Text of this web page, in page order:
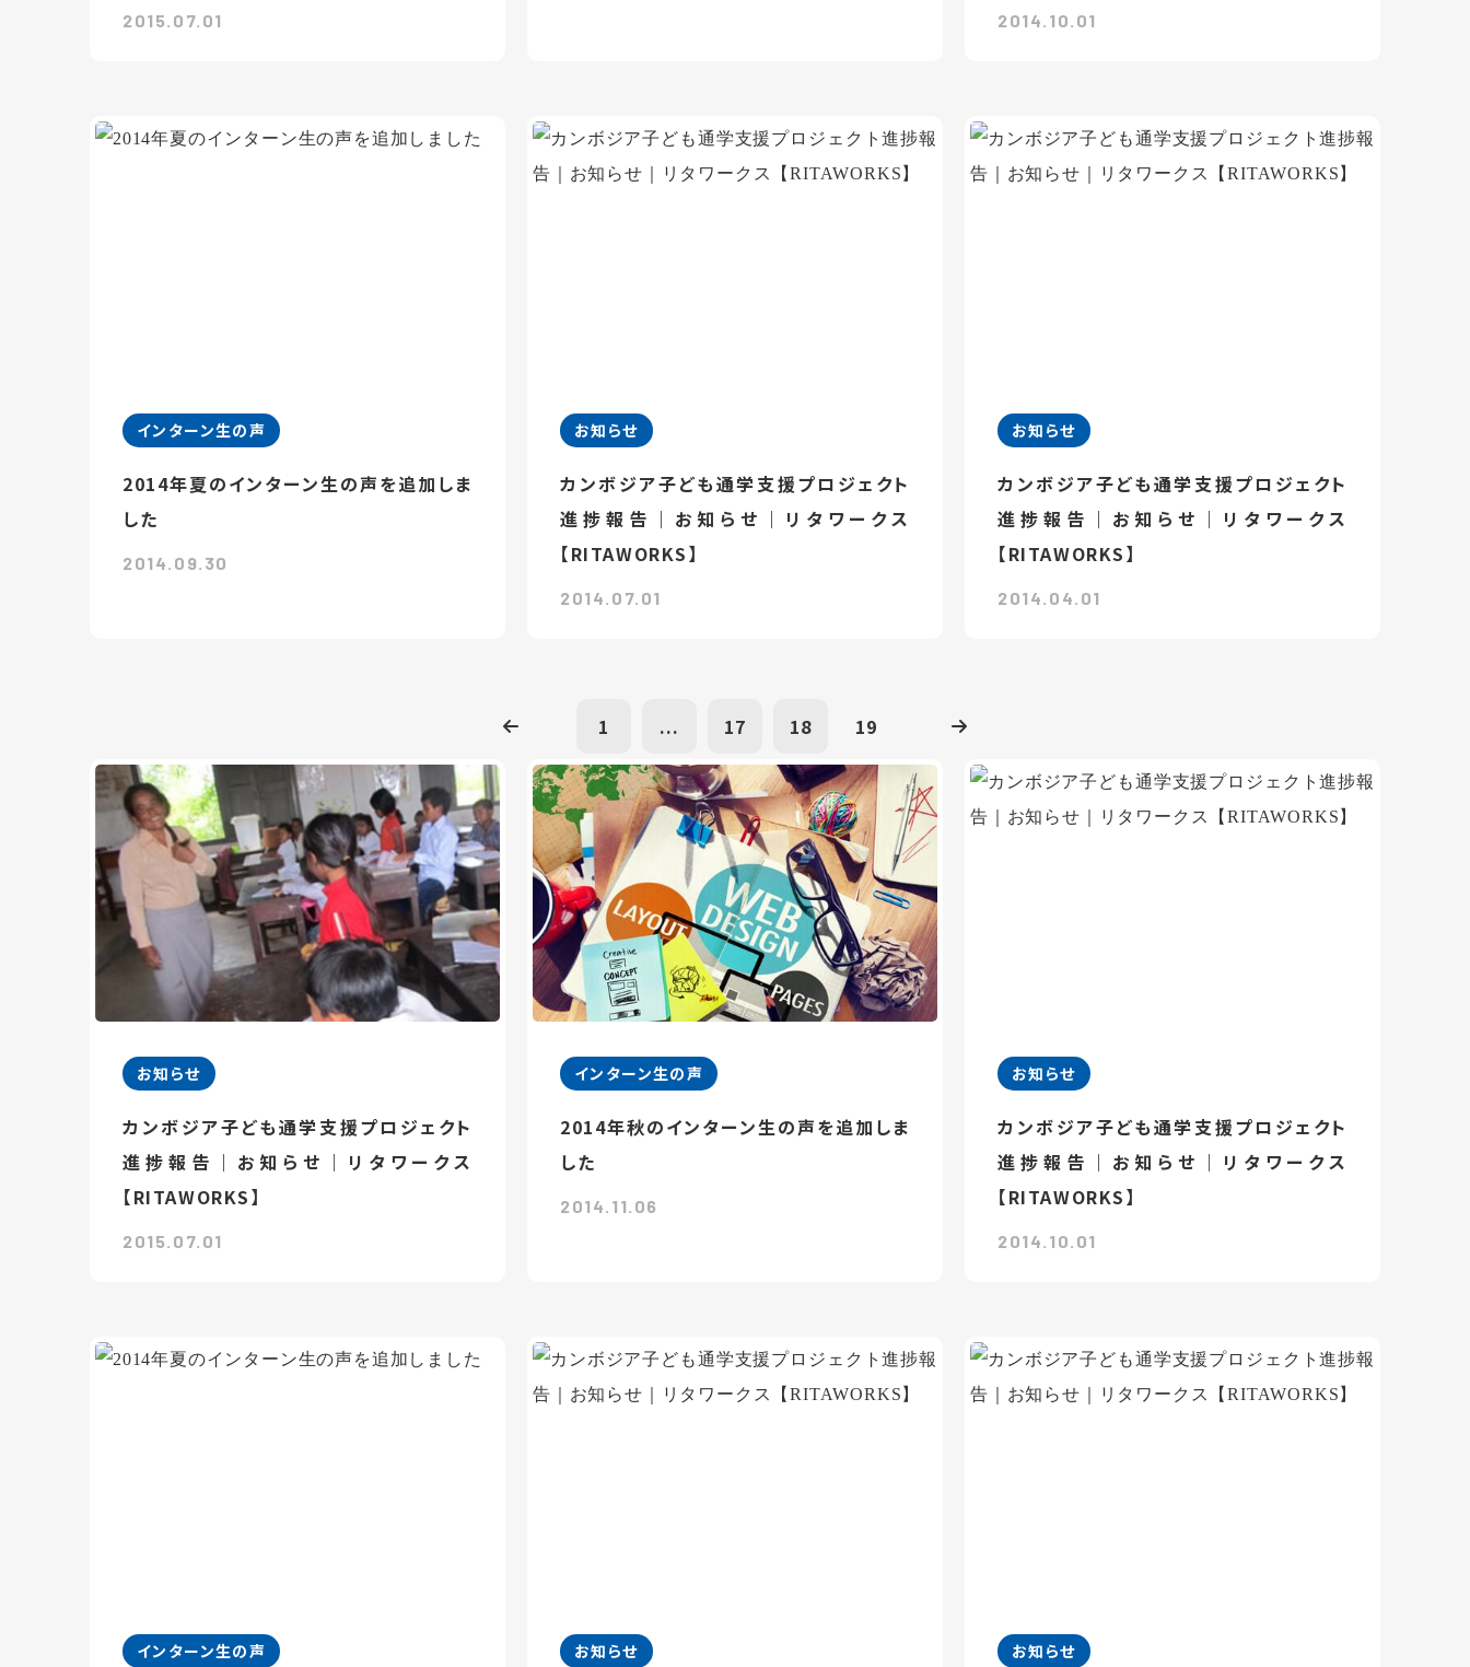
2015.07.01 2014.10.01
インターン生の声
2014年夏のインターン生の声を追加しま
した
2014.09.30
お知らせ
カンボジア子ども通学支援プロジェクト
進捗報告｜お知らせ｜リタワークス
【RITAWORKS】
2014.07.01
お知らせ
カンボジア子ども通学支援プロジェクト
進捗報告｜お知らせ｜リタワークス
【RITAWORKS】
2014.04.01
1 ... 17 18 19
お知らせ
カンボジア子ども通学支援プロジェクト
進捗報告｜お知らせ｜リタワークス
【RITAWORKS】
2015.07.01
インターン生の声
2014年秋のインターン生の声を追加しま
した
2014.11.06
お知らせ
カンボジア子ども通学支援プロジェクト
進捗報告｜お知らせ｜リタワークス
【RITAWORKS】
2014.10.01
インターン生の声 お知らせ お知らせ